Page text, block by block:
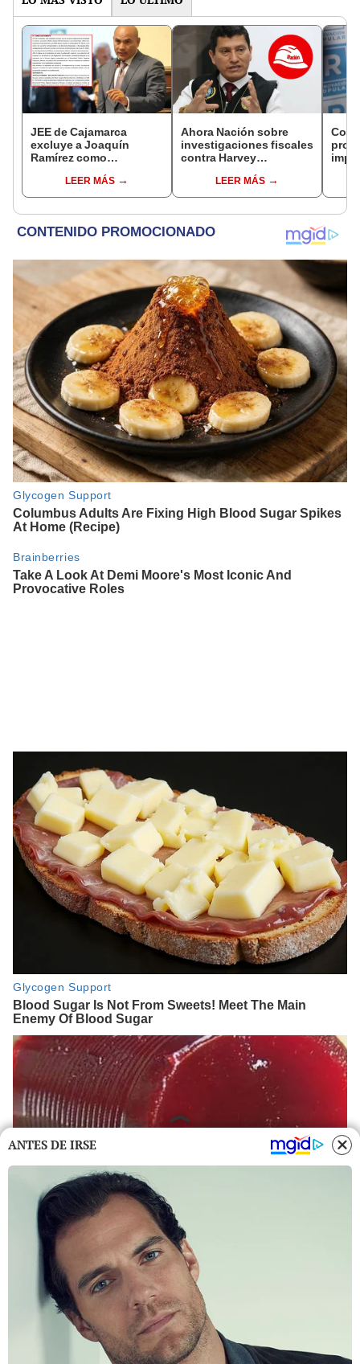
JEE de Cajamarca
excluye a Joaquín
Ramírez como
regional por ocultar
sentencia
LEER MÁS
Ahora Nación sobre
investigaciones fiscales
contra Harvey
Público no puede ser
utilizado políticamente"
LEER MÁS
ANTES DE IRSE